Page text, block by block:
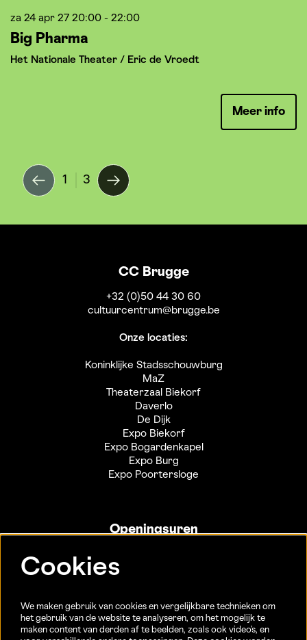
Big Pharma
Het Nationale Theater / Eric de Vroedt
za 24 apr 27 20:00 - 22:00
Meer info
1 3
CC Brugge
+32 (0)50 44 30 60
cultuurcentrum@brugge.be
Onze locaties:
Koninklijke Stadsschouwburg
MaZ
Theaterzaal Biekorf
Daverlo
De Dijk
Expo Biekorf
Expo Bogardenkapel
Expo Burg
Expo Poortersloge
Openingsuren
Sint-Jakobsstraat 20
15/08)
Cookies
We maken gebruik van cookies en vergelijkbare technieken om
het gebruik van de website te analyseren, om het mogelijk te
maken content van derden af te beelden, zoals ook video’s, en